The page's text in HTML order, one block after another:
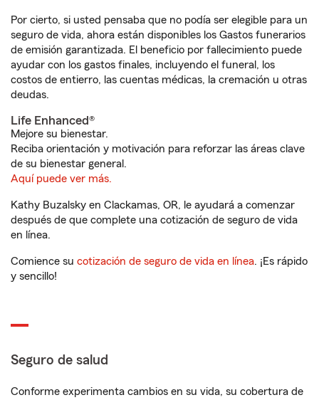
Por cierto, si usted pensaba que no podía ser elegible para un
seguro de vida, ahora están disponibles los Gastos funerarios
de emisión garantizada. El beneficio por fallecimiento puede
ayudar con los gastos finales, incluyendo el funeral, los
costos de entierro, las cuentas médicas, la cremación u otras
deudas.
Life Enhanced®
Mejore su bienestar.
Reciba orientación y motivación para reforzar las áreas clave
de su bienestar general.
Aquí puede ver más.
Kathy Buzalsky en Clackamas, OR, le ayudará a comenzar
después de que complete una cotización de seguro de vida
en línea.
Comience su cotización de seguro de vida en línea. ¡Es rápido
y sencillo!
Seguro de salud
Conforme experimenta cambios en su vida, su cobertura de